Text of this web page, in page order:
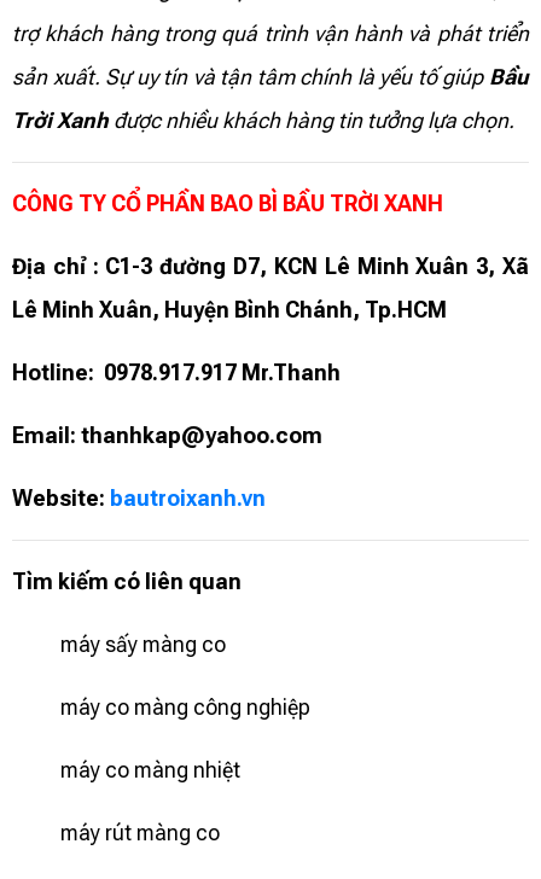
trợ khách hàng trong quá trình vận hành và phát triển
sản xuất. Sự uy tín và tận tâm chính là yếu tố giúp Bầu
Trời Xanhđược nhiều khách hàng tin tưởng lựa chọn.
CÔNG TY CỔ PHẦN BAO BÌ BẦU TRỜI XANH
Địa chỉ : C1-3 đường D7, KCN Lê Minh Xuân 3, Xã
Lê Minh Xuân, Huyện Bình Chánh, Tp.HCM
Hotline: 0978.917.917 Mr.Thanh
Email: thanhkap@yahoo.com
Website: bautroixanh.vn
Tìm kiếm có liên quan
máy sấy màng co
máy co màng công nghiệp
máy co màng nhiệt
máy rút màng co